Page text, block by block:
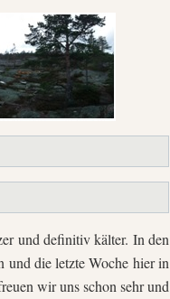
und definitiv kälter. In den
und die letzte Woche hier in
wir uns schon sehr und